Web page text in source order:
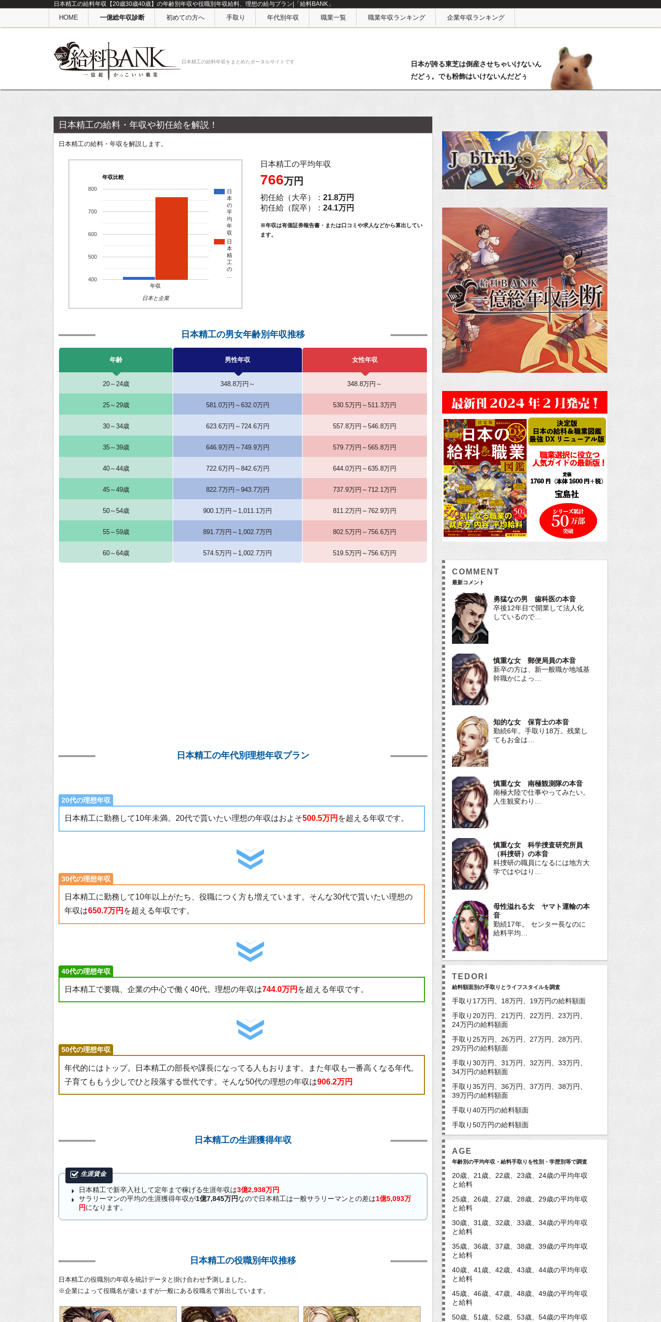
日本精工の給料年収【20歳30歳40歳】の年齢別年収や役職別年収給料、理想の給与プラン|「給料BANK」
HOME 一億総年収診断 初めての方へ 手取り 年代別年収 職業一覧 職業年収ランキング 企業年収ランキング
日本精工の給料年収をまとめたポータルサイトです
日本が誇る東芝は倒産させちゃいけないん
だどぅ。でも粉飾はいけないんだどぅ
日本精工の給料・年収や初任給を解説！
日本精工の給料・年収を解説します。
年収比較
日
本
の
平
均
年
収
日
本
精
工
の
年収
400
500
600
700
800
日本と企業
日本精工の平均年収
766万円
初任給（大卒）： 21.8万円
初任給（院卒）： 24.1万円
※年収は有価証券報告書・または口コミや求人などから算出してい
ます。
日本精工の男女年齢別年収推移
年齢 男性年収 女性年収
20～24歳 348.8万円～ 348.8万円～
25～29歳 581.0万円～632.0万円 530.5万円～511.3万円
30～34歳 623.6万円～724.6万円 557.8万円～546.8万円
35～39歳 646.9万円～749.9万円 579.7万円～565.8万円
40～44歳 722.6万円～842.6万円 644.0万円～635.8万円
45～49歳 822.7万円～943.7万円 737.9万円～712.1万円
50～54歳 900.1万円～1,011.1万円 811.2万円～762.9万円
55～59歳 891.7万円～1,002.7万円 802.5万円～756.6万円
60～64歳 574.5万円～1,002.7万円 519.5万円～756.6万円
日本精工の年代別理想年収プラン
20代の理想年収
日本精工に勤務して10年未満。20代で貰いたい理想の年収はおよそ500.5万円 を超える年収です。
30代の理想年収
日本精工に勤務して10年以上がたち、役職につく方も増えています。そんな30代で貰いたい理想の
年収は650.7万円 を超える年収です。
40代の理想年収
日本精工で要職、企業の中心で働く40代。理想の年収は744.0万円 を超える年収です。
50代の理想年収
年代的にはトップ。日本精工の部長や課長になってる人もおります。また年収も一番高くなる年代。
子育てももう少しでひと段落する世代です。そんな50代の理想の年収は906.2万円
日本精工の生涯獲得年収
日本精工で新卒入社して定年まで稼げる生涯年収は3億2,938万円
サラリーマンの平均の生涯獲得年収が1億7,845万円なので日本精工は一般サラリーマンとの差は1億5,093万
円になります。
日本精工の役職別年収推移
日本精工の役職別の年収を統計データと掛け合わせ予測しました。
※企業によって役職名が違いますが一般にある役職名で算出しています。
COMMENT
最新コメント
勇猛なの男 歯科医の本音
卒後12年目で開業して法人化
しているので…
慎重な女 郵便局員の本音
新卒の方は、新一般職か地域基
幹職かによっ…
知的な女 保育士の本音
勤続6年。手取り18万。残業し
てもお金は…
慎重な女 南極観測隊の本音
南極大陸で仕事やってみたい。
人生観変わり…
慎重な女 科学捜査研究所員
（科捜研）の本音
科捜研の職員になるには地方大
学ではやはり…
母性溢れる女 ヤマト運輸の本
音
勤続17年。 センター長なのに
給料平均…
TEDORI
給料額面別の手取りとライフスタイルを調査
手取り17万円、18万円、19万円の給料額面
手取り20万円、21万円、22万円、23万円、
24万円の給料額面
手取り25万円、26万円、27万円、28万円、
29万円の給料額面
手取り30万円、31万円、32万円、33万円、
34万円の給料額面
手取り35万円、36万円、37万円、38万円、
39万円の給料額面
手取り40万円の給料額面
手取り50万円の給料額面
AGE
年齢別の平均年収・給料手取りを性別・学歴別等で調査
20歳、21歳、22歳、23歳、24歳の平均年収
と給料
25歳、26歳、27歳、28歳、29歳の平均年収
と給料
30歳、31歳、32歳、33歳、34歳の平均年収
と給料
35歳、36歳、37歳、38歳、39歳の平均年収
と給料
40歳、41歳、42歳、43歳、44歳の平均年収
と給料
45歳、46歳、47歳、48歳、49歳の平均年収
と給料
50歳、51歳、52歳、53歳、54歳の平均年収